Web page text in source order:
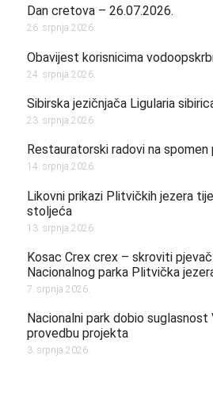
Dan cretova – 26.07.2026.
26. srpnja 2026.
Obavijest korisnicima
24. srpnja 2026.
Sibirska jezičnjača Ligularia
23. srpnja 2026.
Restauratorski radovi na
14. srpnja 2026.
Likovni prikazi Plitvičkih jezera
stoljeća
13. srpnja 2026.
Kosac Crex crex – skroviti
Nacionalnog parka Plitvička
7. srpnja 2026.
Nacionalni park dobio suglasnost
provedbu projekta
3. srpnja 2026.